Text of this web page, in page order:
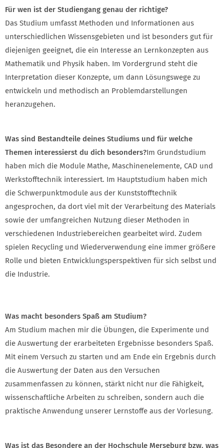
Für wen ist der Studiengang genau der richtige?
Das Studium umfasst Methoden und Informationen aus
unterschiedlichen Wissensgebieten und ist besonders gut für
diejenigen geeignet, die ein Interesse an Lernkonzepten aus
Mathematik und Physik haben. Im Vordergrund steht die
Interpretation dieser Konzepte, um dann Lösungswege zu
entwickeln und methodisch an Problemdarstellungen
heranzugehen.
Was sind Bestandteile deines Studiums und für welche
Themen interessierst du dich besonders?Im Grundstudium
haben mich die Module Mathe, Maschinenelemente, CAD und
Werkstofftechnik interessiert. Im Hauptstudium haben mich
die Schwerpunktmodule aus der Kunststofftechnik
angesprochen, da dort viel mit der Verarbeitung des Materials
sowie der umfangreichen Nutzung dieser Methoden in
verschiedenen Industriebereichen gearbeitet wird. Zudem
spielen Recycling und Wiederverwendung eine immer größere
Rolle und bieten Entwicklungsperspektiven für sich selbst und
die Industrie.
Was macht besonders Spaß am Studium?
Am Studium machen mir die Übungen, die Experimente und
die Auswertung der erarbeiteten Ergebnisse besonders Spaß.
Mit einem Versuch zu starten und am Ende ein Ergebnis durch
die Auswertung der Daten aus den Versuchen
zusammenfassen zu können, stärkt nicht nur die Fähigkeit,
wissenschaftliche Arbeiten zu schreiben, sondern auch die
praktische Anwendung unserer Lernstoffe aus der Vorlesung.
Was ist das Besondere an der Hochschule Merseburg bzw. was